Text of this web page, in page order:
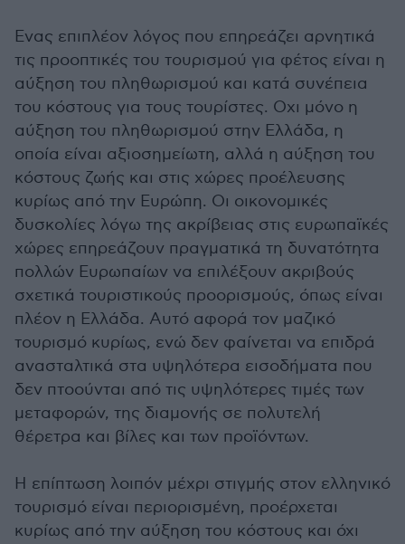
Ενας επιπλέον λόγος που επηρεάζει αρνητικά
τις προοπτικές του τουρισμού για φέτος είναι η
αύξηση του πληθωρισμού και κατά συνέπεια
του κόστους για τους τουρίστες. Οχι μόνο η
αύξηση του πληθωρισμού στην Ελλάδα, η
οποία είναι αξιοσημείωτη, αλλά η αύξηση του
κόστους ζωής και στις χώρες προέλευσης
κυρίως από την Ευρώπη. Οι οικονομικές
δυσκολίες λόγω της ακρίβειας στις ευρωπαϊκές
χώρες επηρεάζουν πραγματικά τη δυνατότητα
πολλών Ευρωπαίων να επιλέξουν ακριβούς
σχετικά τουριστικούς προορισμούς, όπως είναι
πλέον η Ελλάδα. Αυτό αφορά τον μαζικό
τουρισμό κυρίως, ενώ δεν φαίνεται να επιδρά
ανασταλτικά στα υψηλότερα εισοδήματα που
δεν πτοούνται από τις υψηλότερες τιμές των
μεταφορών, της διαμονής σε πολυτελή
θέρετρα και βίλες και των προϊόντων.
Η επίπτωση λοιπόν μέχρι στιγμής στον ελληνικό
τουρισμό είναι περιορισμένη, προέρχεται
κυρίως από την αύξηση του κόστους και όχι